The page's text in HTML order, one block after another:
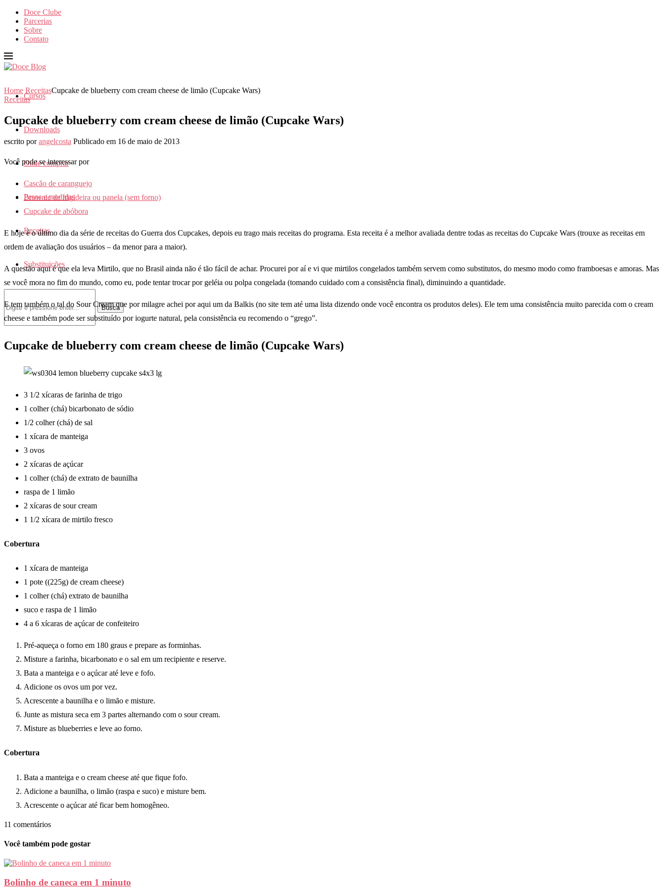
Doce Clube
Parcerias
Sobre
Contato
Cursos
Downloads
Onde comprar
Pesos e medidas
Receitas
Substituições
Busca
Home ReceitasCupcake de blueberry com cream cheese de limão (Cupcake Wars)
Receitas
Cupcake de blueberry com cream cheese de limão (Cupcake Wars)
escrito porangelcosta Publicado em 16 de maio de 2013
Você pode se interessar por
Cascão de caranguejo
Brownie de frigideira ou panela (sem forno)
Cupcake de abóbora
E hoje é o último dia da série de receitas do Guerra dos Cupcakes, depois eu trago mais receitas do programa. Esta receita é a melhor avaliada dentre todas as receitas do Cupcake Wars (trouxe as receitas em
ordem de avaliação dos usuários – da menor para a maior).
A questão aqui é que ela leva Mirtilo, que no Brasil ainda não é tão fácil de achar. Procurei por aí e vi que mirtilos congelados também servem como substitutos, do mesmo modo como framboesas e amoras. Mas
se você mora no fim do mundo, como eu, pode tentar trocar por geléia ou polpa congelada (tomando cuidado com a consistência final), diminuindo a quantidade.
E tem também o tal do Sour Cream que por milagre achei por aqui um da Balkis (no site tem até uma lista dizendo onde você encontra os produtos deles). Ele tem uma consistência muito parecida com o cream
cheese e também pode ser substituído por iogurte natural, pela consistência eu recomendo o “grego”.
Cupcake de blueberry com cream cheese de limão (Cupcake Wars)
3 1/2 xícaras de farinha de trigo
1 colher (chá) bicarbonato de sódio
1/2 colher (chá) de sal
1 xícara de manteiga
3 ovos
2 xícaras de açúcar
1 colher (chá) de extrato de baunilha
raspa de 1 limão
2 xícaras de sour cream
1 1/2 xícara de mirtilo fresco
Cobertura
1 xícara de manteiga
1 pote ((225g) de cream cheese)
1 colher (chá) extrato de baunilha
suco e raspa de 1 limão
4 a 6 xícaras de açúcar de confeiteiro
Pré-aqueça o forno em 180 graus e prepare as forminhas.
Misture a farinha, bicarbonato e o sal em um recipiente e reserve.
Bata a manteiga e o açúcar até leve e fofo.
Adicione os ovos um por vez.
Acrescente a baunilha e o limão e misture.
Junte as mistura seca em 3 partes alternando com o sour cream.
Misture as blueberries e leve ao forno.
Cobertura
Bata a manteiga e o cream cheese até que fique fofo.
Adicione a baunilha, o limão (raspa e suco) e misture bem.
Acrescente o açúcar até ficar bem homogêneo.
11 comentários
Você também pode gostar
Bolinho de caneca em 1 minuto